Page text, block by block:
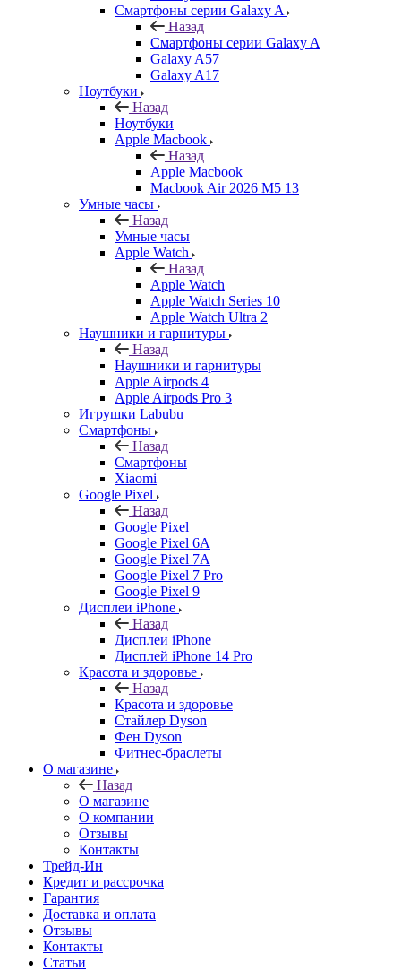
Смартфоны серии Galaxy A
Назад
Смартфоны серии Galaxy A
Galaxy A57
Galaxy A17
Ноутбуки
Назад
Ноутбуки
Apple Macbook
Назад
Apple Macbook
Macbook Air 2026 M5 13
Умные часы
Назад
Умные часы
Apple Watch
Назад
Apple Watch
Apple Watch Series 10
Apple Watch Ultra 2
Наушники и гарнитуры
Назад
Наушники и гарнитуры
Apple Airpods 4
Apple Airpods Pro 3
Игрушки Labubu
Смартфоны
Назад
Смартфоны
Xiaomi
Google Pixel
Назад
Google Pixel
Google Pixel 6A
Google Pixel 7А
Google Pixel 7 Pro
Google Pixel 9
Дисплеи iPhone
Назад
Дисплеи iPhone
Дисплей iPhone 14 Pro
Красота и здоровье
Назад
Красота и здоровье
Стайлер Dyson
Фен Dyson
Фитнес-браслеты
О магазине
Назад
О магазине
О компании
Отзывы
Контакты
Трейд-Ин
Кредит и рассрочка
Гарантия
Доставка и оплата
Отзывы
Контакты
Статьи